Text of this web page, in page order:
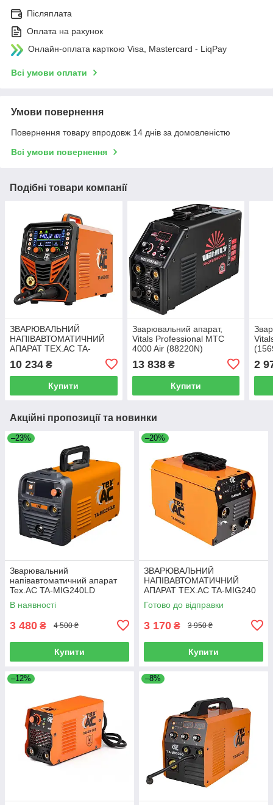
Післяплата
Оплата на рахунок
Онлайн-оплата карткою Visa, Mastercard - LiqPay
Всі умови оплати
Умови повернення
Повернення товару впродовж 14 днів за домовленістю
Всі умови повернення
Подібні товари компанії
ЗВАРЮВАЛЬНИЙ
НАПІВАВТОМАТИЧНИЙ
АПАРАТ TEX.AC TA-
10 234 ₴
Купити
Зварювальний апарат,
Vitals Professional MTC
4000 Air (88220N)
13 838₴
Купити
2
Акційні пропозиції та новинки
–23%
Зварювальний
напівавтоматичний апарат
Tex.AC TA-MIG240LD
В наявності
3 480 ₴ 4 500 ₴
Купити
–20%
ЗВАРЮВАЛЬНИЙ
НАПІВАВТОМАТИЧНИЙ
АПАРАТ TEX.AC TA-MIG240
Готово до відправки
3 170 ₴ 3 950 ₴
Купити
–12% –8%